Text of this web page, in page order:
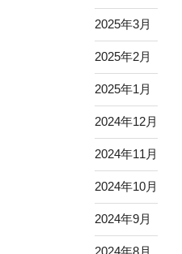
2025年3月
2025年2月
2025年1月
2024年12月
2024年11月
2024年10月
2024年9月